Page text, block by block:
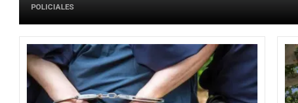
POLICIALES